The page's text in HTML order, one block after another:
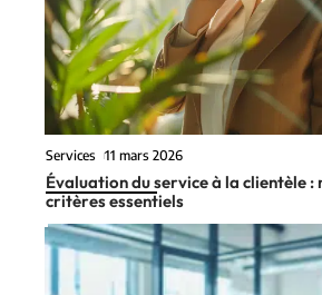
Services 11 mars 2026
Évaluation du service à la clientèle :
critères essentiels